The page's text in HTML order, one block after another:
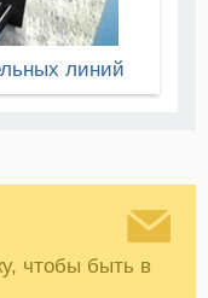
линий
чтобы быть в